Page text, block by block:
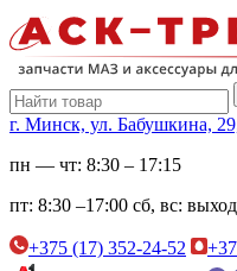
г. Минск, ул. Бабушкина,
пн — чт: 8:30 – 17:15
пт: 8:30 –17:00 сб, вс:
+375 (17) 352-24-52